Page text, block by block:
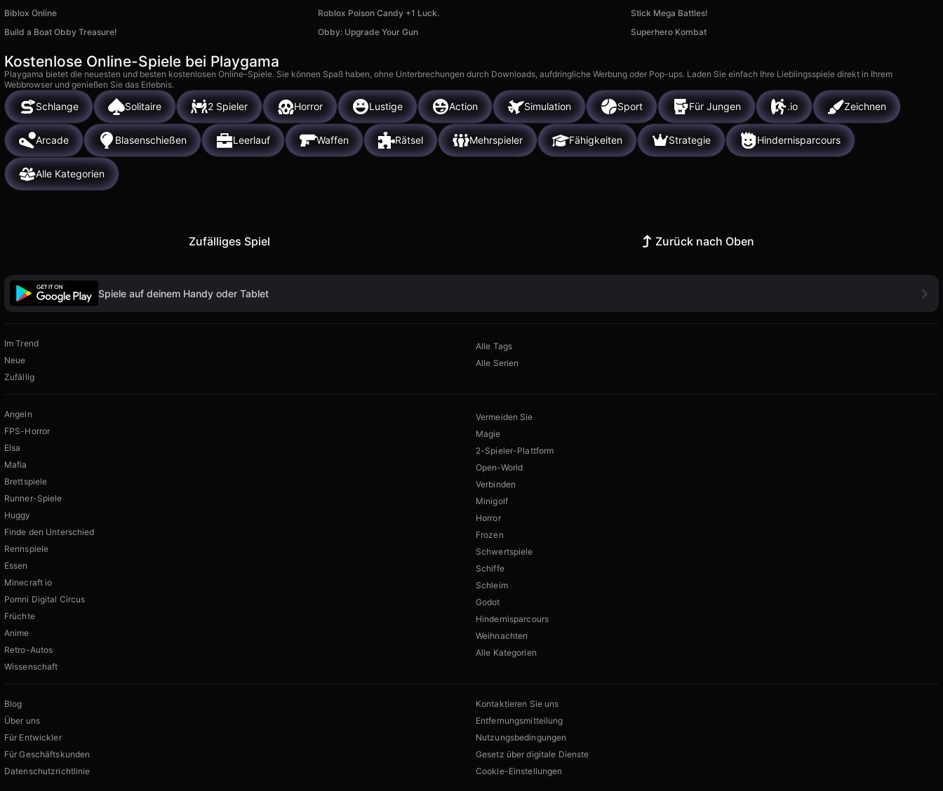
Biblox Online
Roblox Poison Candy +1 Luck.
Stick Mega Battles!
Build a Boat Obby Treasure!
Obby: Upgrade Your Gun Superhero Kombat
Kostenlose Online-Spiele bei Playgama
Playgama bietet die neuesten und besten kostenlosen Online-Spiele. Sie können Spaß haben, ohne Unterbrechungen durch Downloads, aufdringliche Werbung oder Pop-ups. Laden Sie einfach Ihre Lieblingsspiele direkt in Ihrem
Webbrowser und genießen Sie das Erlebnis.
Schlange Solitaire 2 Spieler Horror Lustige Action Simulation Sport Für Jungen .io Zeichnen
Arcade Blasenschießen Leerlauf Waffen Rätsel Mehrspieler Fähigkeiten Strategie Hindernisparcours
Alle Kategorien
Zufälliges Spiel Zurück nach Oben
Spiele auf deinem Handy oder Tablet
Im Trend
Neue
Zufällig
Alle Tags
Alle Serien
Angeln
FPS-Horror
Elsa
Mafia
Brettspiele
Runner-Spiele
Huggy
Finde den Unterschied
Rennspiele
Essen
Minecraft io
Pomni Digital Circus
Früchte
Anime
Retro-Autos
Wissenschaft
Vermeiden Sie
Magie
2-Spieler-Plattform
Open-World
Verbinden
Minigolf
Horror
Frozen
Schwertspiele
Schiffe
Schleim
Godot
Hindernisparcours
Weihnachten
Alle Kategorien
Blog
Über uns
Für Entwickler
Für Geschäftskunden
Datenschutzrichtlinie
Kontaktieren Sie uns
Entfernungsmitteilung
Nutzungsbedingungen
Gesetz über digitale Dienste
Cookie-Einstellungen